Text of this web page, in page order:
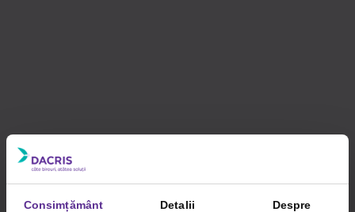
Consimțământ Detalii Despre